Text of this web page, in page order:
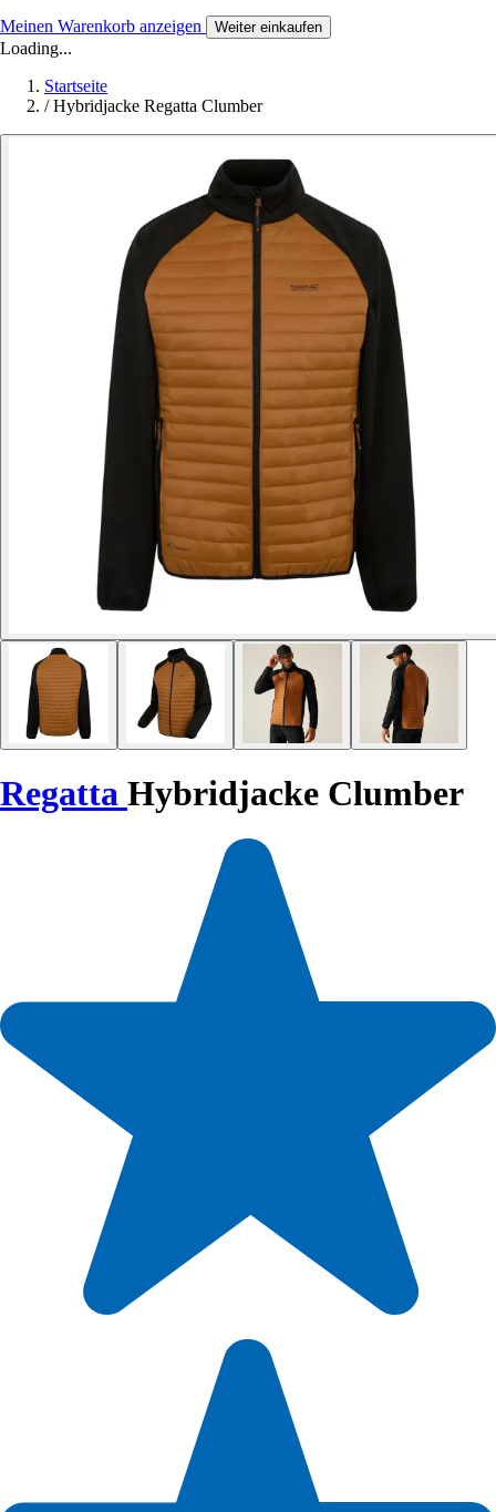
Meinen Warenkorb anzeigen Weiter einkaufen
Loading...
Startseite
/ Hybridjacke Regatta Clumber
Regatta Hybridjacke Clumber